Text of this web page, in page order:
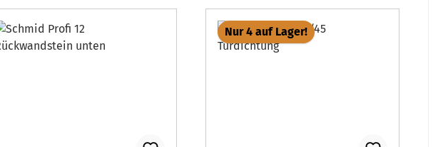
Nur 4 auf Lager!